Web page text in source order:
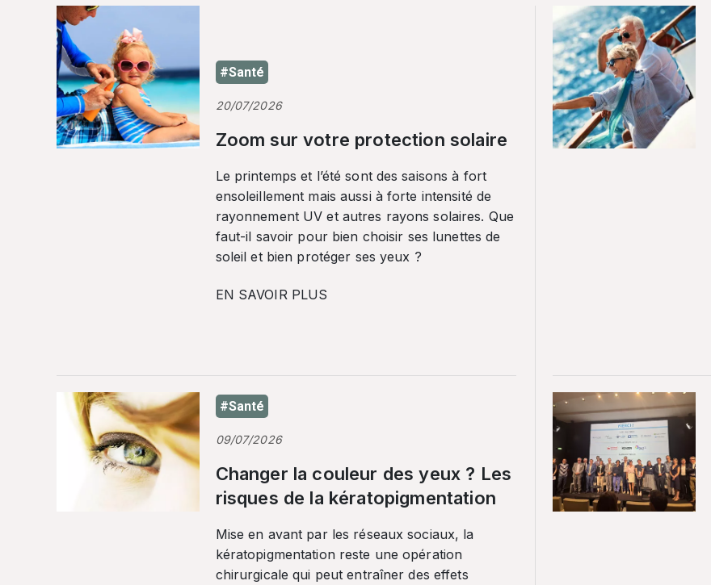
#Santé
20/07/2026
Zoom sur votre protection solaire
Le printemps et l’été sont des saisons à fort
ensoleillement mais aussi à forte intensité de
rayonnement UV et autres rayons solaires. Que
faut-il savoir pour bien choisir ses lunettes de
soleil et bien protéger ses yeux ?
EN SAVOIR PLUS
#Santé
09/07/2026
Changer la couleur des yeux ? Les
risques de la kératopigmentation
Mise en avant par les réseaux sociaux, la
kératopigmentation reste une opération
chirurgicale qui peut entraîner des effets